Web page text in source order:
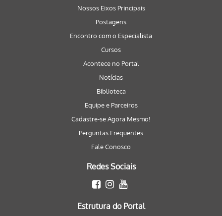
Nossos Eixos Principais
Postagens
Encontro com o Especialista
Cursos
Acontece no Portal
Notícias
Biblioteca
Equipe e Parceiros
Cadastre-se Agora Mesmo!
Perguntas Frequentes
Fale Conosco
Redes Sociais
Estrutura do Portal